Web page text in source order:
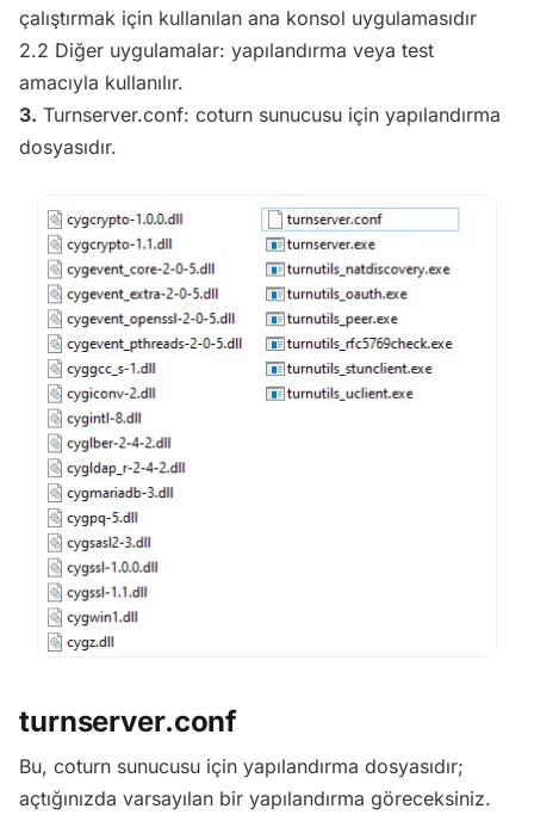
çalıştırmak için kullanılan ana konsol uygulamasıdır
2.2 Diğer uygulamalar: yapılandırma veya test
amacıyla kullanılır.
3. Turnserver.conf: coturn sunucusu için yapılandırma
dosyasıdır.
turnserver.conf
Bu, coturn sunucusu için yapılandırma dosyasıdır;
açtığınızda varsayılan bir yapılandırma göreceksiniz.